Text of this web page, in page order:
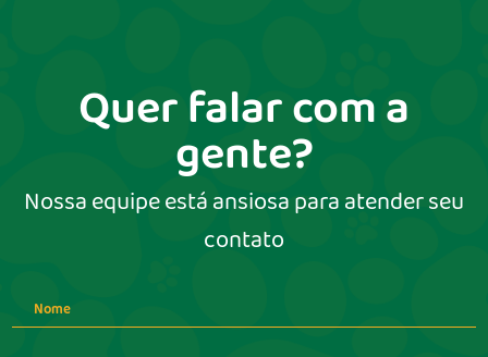
Quer falar com a
gente?
Nossa equipe está ansiosa para atender seu
contato